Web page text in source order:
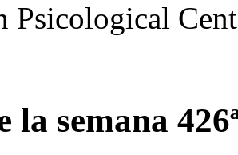
Psicological
la semana